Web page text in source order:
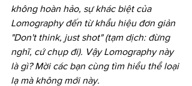
không hoàn hảo, sự khác biệt của
Lomography đến từ khẩu hiệu đơn giản
"Don't think, just shot" (tạm dịch: đừng
nghĩ, cứ chụp đi). Vậy Lomography này
là gì? Mời các bạn cùng tìm hiểu thể loại
lạ mà không mới này.